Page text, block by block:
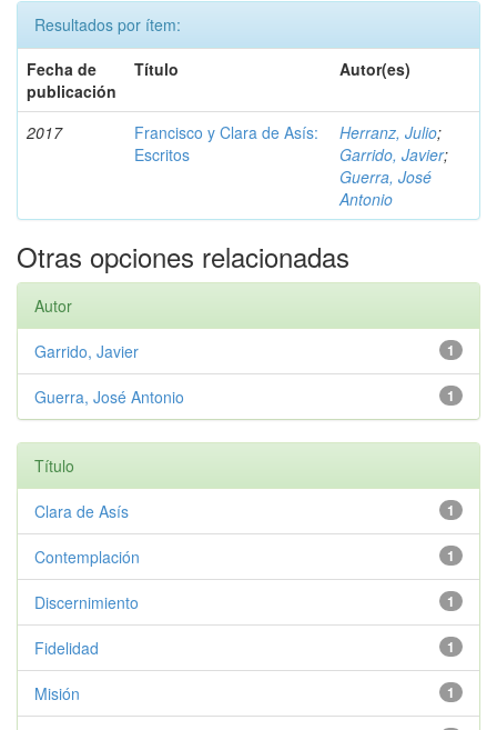
Resultados por ítem:
Fecha de
publicación
Título Autor(es)
2017
Francisco y Clara de Asís:
Escritos
Herranz, Julio;
Garrido, Javier;
Guerra, José
Antonio
Otras opciones relacionadas
Autor
1
Garrido, Javier
1
Guerra, José Antonio
Título
1
Clara de Asís
1
Contemplación
1
Discernimiento
1
Fidelidad
1
Misión